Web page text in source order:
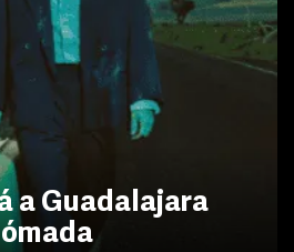
a Guadalajara